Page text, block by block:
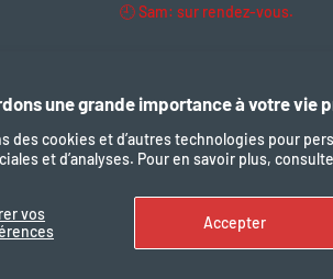
une grande importance à votre vie
des cookies et d’autres technologies pour
et d’analyses. Pour en savoir plus,
vos
Accepter
🕘 Sam: sur rendez-vous.